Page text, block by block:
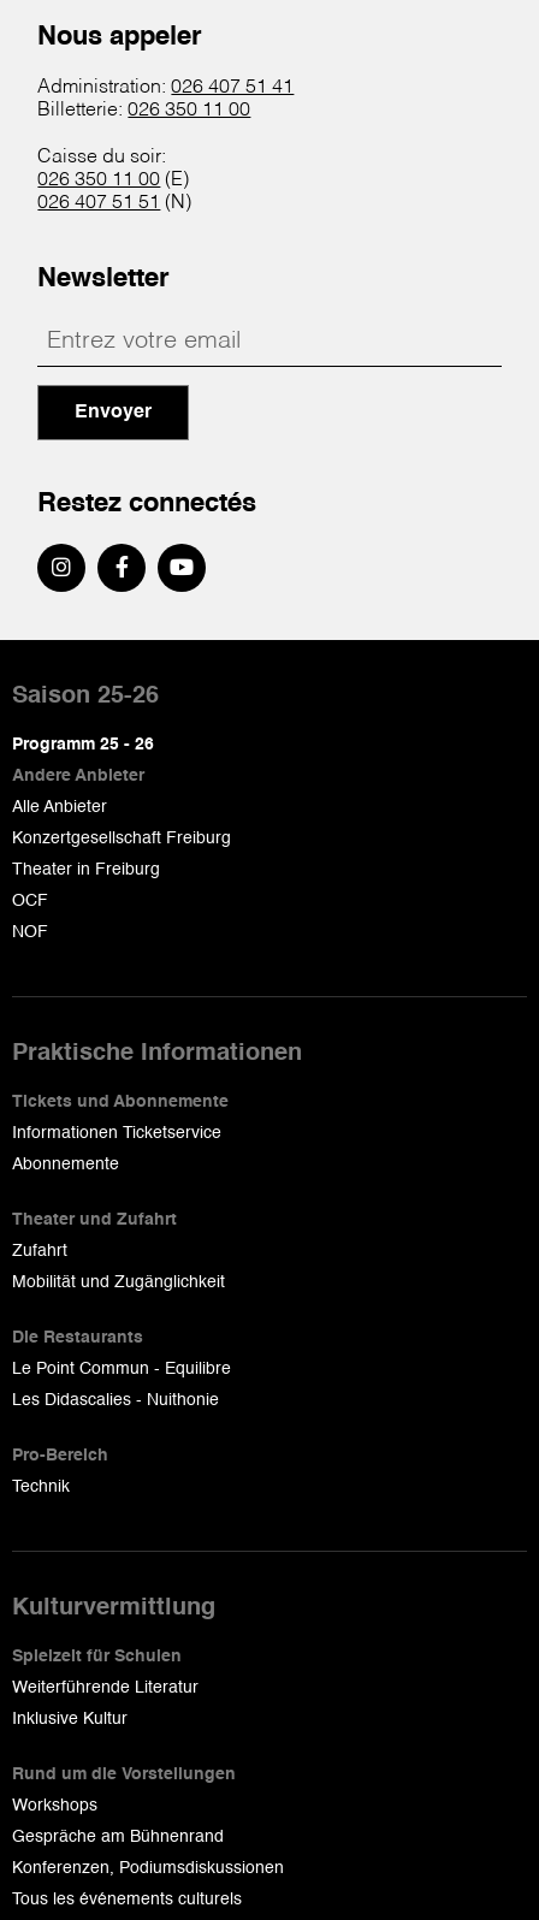
Nous appeler
Administration:026 407 51 41
Billetterie:026 350 11 00
Caisse du soir:
026 350 11 00 (E)
026 407 51 51 (N)
Newsletter
Envoyer
Restez connectés
de
page
Saison 25-26
Programm 25 - 26
Andere Anbieter
Alle Anbieter
Konzertgesellschaft Freiburg
Theater in Freiburg
OCF
NOF
Praktische Informationen
Tickets und Abonnemente
Informationen Ticketservice
Abonnemente
Theater und Zufahrt
Zufahrt
Mobilität und Zugänglichkeit
Die Restaurants
Le Point Commun - Equilibre
Les Didascalies - Nuithonie
Pro-Bereich
Technik
Kulturvermittlung
Spielzeit für Schulen
Weiterführende Literatur
Inklusive Kultur
Rund um die Vorstellungen
Workshops
Gespräche am Bühnenrand
Konferenzen, Podiumsdiskussionen
Tous les événements culturels